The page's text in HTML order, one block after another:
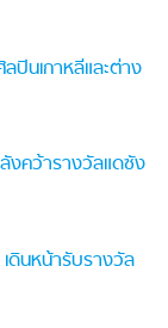
นเกาหลีและต่าง
งคว้ารางวัลแดซัง
ดินหน้ารับรางวัล